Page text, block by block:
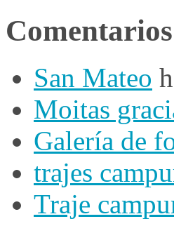
San Mateo
Moitas
Galería de
trajes
Traje